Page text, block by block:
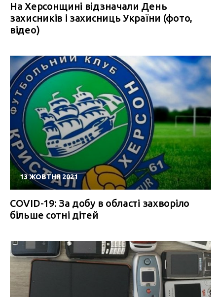
На Херсонщині відзначали День
захисників і захисниць України (фото,
відео)
13 ЖОВТНЯ 2021
COVID-19: За добу в області захворіло
більше сотні дітей